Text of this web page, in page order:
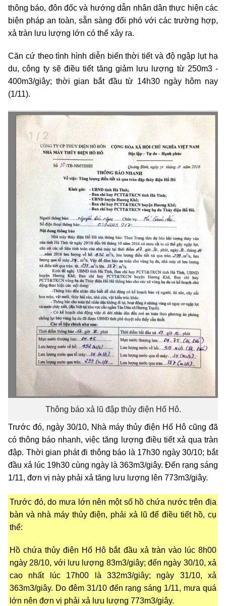
thông báo, đôn đốc và hướng dẫn nhân dân thực hiện các
biện pháp an toàn, sẵn sàng đối phó với các trường hợp,
xả tràn lưu lượng lớn có thể xảy ra.
Căn cứ theo tình hình diễn biến thời tiết và độ ngập lụt hạ
du, công ty sẽ điều tiết tăng giảm lưu lượng từ 250m3 -
400m3/giây; thời gian bắt đầu từ 14h30 ngày hôm nay
(1/11).
Thông báo xả lũ đập thủy điện Hố Hô.
Trước đó, ngày 30/10, Nhà máy thủy điện Hố Hô cũng đã
có thông báo nhanh, việc tăng lượng điều tiết xả qua tràn
đập. Thời gian phát đi thông báo là 17h30 ngày 30/10; bắt
đầu xả lúc 19h30 cùng ngày là 363m3/giây. Đến rạng sáng
1/11, đơn vị này phải xả tăng lưu lượng lên 773m3/giây.
Trước đó, do mưa lớn nên một số hồ chứa nước trên địa
bàn và nhà máy thủy điện, phải xả lũ để điều tiết hồ, cụ
thể:
Hồ chứa thủy điện Hố Hô bắt đầu xả tràn vào lúc 8h00
ngày 28/10, với lưu lượng 83m3/giây; đến ngày 30/10, xả
cao nhất lúc 17h00 là 332m3/giây; ngày 31/10, xả
363m3/giây. Do đêm 31/10 đến rạng sáng 1/11, mưa quá
lớn nên đơn vị phải xả lưu lượng 773m3/giây.